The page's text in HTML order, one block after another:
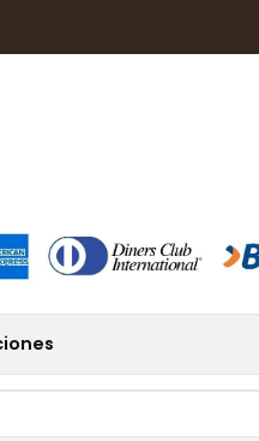
Hawkers Tango HTAN24RWR0
Tango